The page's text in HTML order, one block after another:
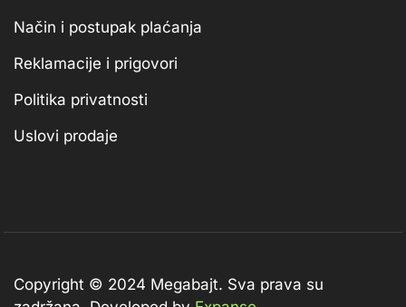
Način i postupak plaćanja
Reklamacije i prigovori
Politika privatnosti
Uslovi prodaje
Copyright © 2024 Megabajt. Sva prava su